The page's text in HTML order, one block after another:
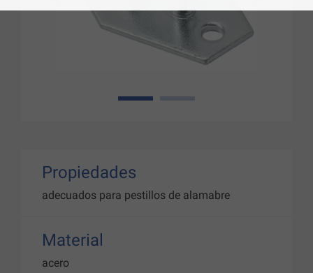
1
Propiedades
adecuados para pestillos de alamabre
Material
acero